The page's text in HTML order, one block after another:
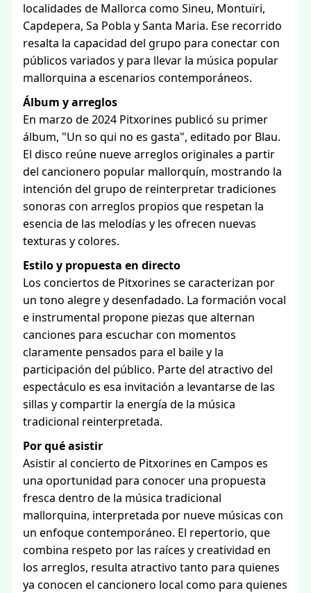
localidades de Mallorca como Sineu, Montuïri,
Capdepera, Sa Pobla y Santa Maria. Ese recorrido
resalta la capacidad del grupo para conectar con
públicos variados y para llevar la música popular
mallorquina a escenarios contemporáneos.
Álbum y arreglos
En marzo de 2024 Pitxorines publicó su primer
álbum, "Un so qui no es gasta", editado por Blau.
El disco reúne nueve arreglos originales a partir
del cancionero popular mallorquín, mostrando la
intención del grupo de reinterpretar tradiciones
sonoras con arreglos propios que respetan la
esencia de las melodías y les ofrecen nuevas
texturas y colores.
Estilo y propuesta en directo
Los conciertos de Pitxorines se caracterizan por
un tono alegre y desenfadado. La formación vocal
e instrumental propone piezas que alternan
canciones para escuchar con momentos
claramente pensados para el baile y la
participación del público. Parte del atractivo del
espectáculo es esa invitación a levantarse de las
sillas y compartir la energía de la música
tradicional reinterpretada.
Por qué asistir
Asistir al concierto de Pitxorines en Campos es
una oportunidad para conocer una propuesta
fresca dentro de la música tradicional
mallorquina, interpretada por nueve músicas con
un enfoque contemporáneo. El repertorio, que
combina respeto por las raíces y creatividad en
los arreglos, resulta atractivo tanto para quienes
ya conocen el cancionero local como para quienes